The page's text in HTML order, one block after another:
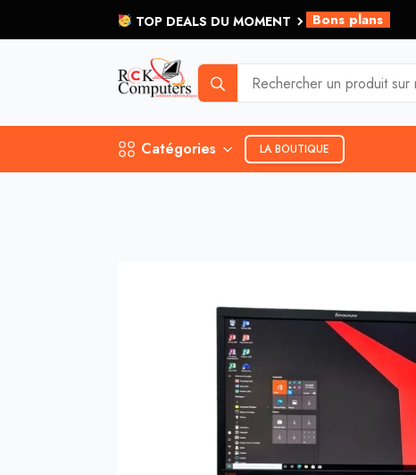
TOP DEALS DU MOMENT
Bons plans
et plus...
Search
for:
Catégories LA BOUTIQUE